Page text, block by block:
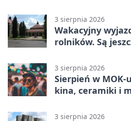
3 sierpnia 2026
Wakacyjny
rolników. Są
3 sierpnia 2026
Sierpień w MOK-
kina, ceramiki i
3 sierpnia 2026